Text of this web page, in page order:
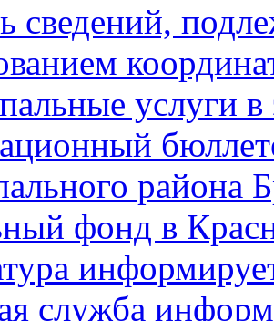
сведений,
услуги в
района
фонд в
служба